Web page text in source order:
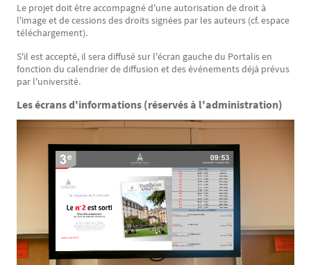
Le projet doit être accompagné d'une autorisation de droit à
l'image et de cessions des droits signées par les auteurs (cf. espace
téléchargement).
S'il est accepté, il sera diffusé sur l'écran gauche du Portalis en
fonction du calendrier de diffusion et des événements déjà prévus
par l'université.
Les écrans d'informations (réservés à l'administration)